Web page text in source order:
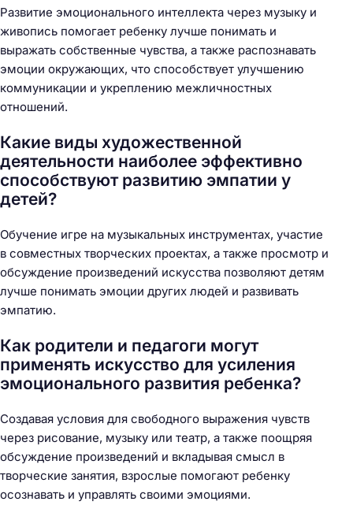
Развитие эмоционального интеллекта через музыку и
живопись помогает ребенку лучше понимать и
выражать собственные чувства, а также распознавать
эмоции окружающих, что способствует улучшению
коммуникации и укреплению межличностных
отношений.
Какие виды художественной
деятельности наиболее эффективно
способствуют развитию эмпатии у
детей?
Обучение игре на музыкальных инструментах, участие
в совместных творческих проектах, а также просмотр и
обсуждение произведений искусства позволяют детям
лучше понимать эмоции других людей и развивать
эмпатию.
Как родители и педагоги могут
применять искусство для усиления
эмоционального развития ребенка?
Создавая условия для свободного выражения чувств
через рисование, музыку или театр, а также поощряя
обсуждение произведений и вкладывая смысл в
творческие занятия, взрослые помогают ребенку
осознавать и управлять своими эмоциями.